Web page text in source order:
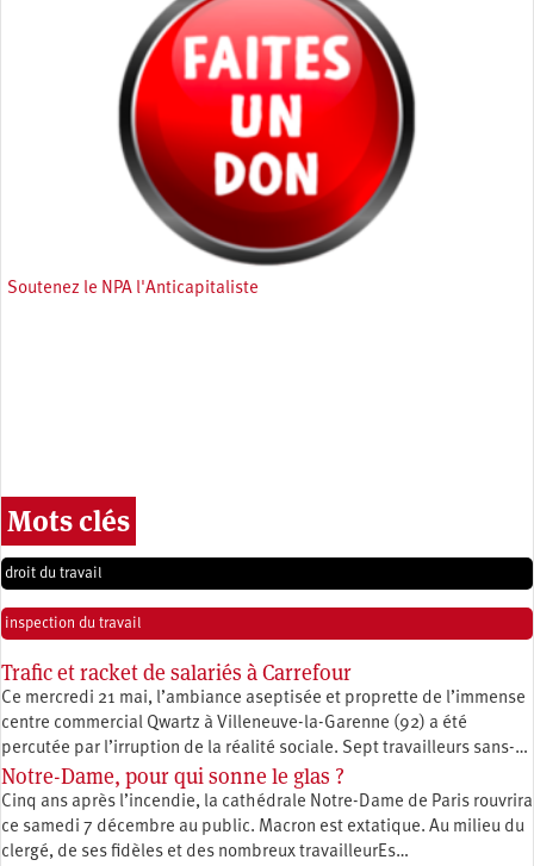
Soutenez le NPA l'Anticapitaliste
Mots clés
droit du travail
inspection du travail
Trafic et racket de salariés à Carrefour
Ce mercredi 21 mai, l’ambiance aseptisée et proprette de l’immense
centre commercial Qwartz à Villeneuve-la-Garenne (92) a été
percutée par l’irruption de la réalité sociale. Sept travailleurs sans-…
Notre-Dame, pour qui sonne le glas ?
Cinq ans après l’incendie, la cathédrale Notre-Dame de Paris rouvrira
ce samedi 7 décembre au public. Macron est extatique. Au milieu du
clergé, de ses fidèles et des nombreux travailleurEs…